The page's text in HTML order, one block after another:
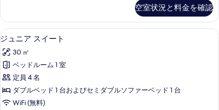
表
示
す
る
ム
の
す
べ
て
の
写
真
テ
ィ
ブ
ー
ム
の
詳
細
空室状況と料金を確認
ジ
ュ
ニ
ア
ス
イ
ジュニア スイート | 羽毛の掛け布団
4
ジュニア スイート
30 ㎡
ベッドルーム 1 室
定員 4 名
ダブルベッド 1 台およびセミダブルソファーベッド 1 台
WiFi (無料)